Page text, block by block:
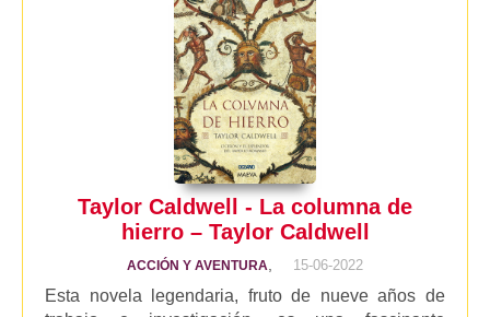
Taylor Caldwell - La columna de
hierro – Taylor Caldwell
ACCIÓN Y AVENTURA 15-06-2022
Esta novela legendaria, fruto de nueve años de